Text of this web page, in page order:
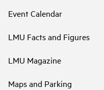
Event Calendar
LMU Facts and Figures
LMU Magazine
Maps and Parking